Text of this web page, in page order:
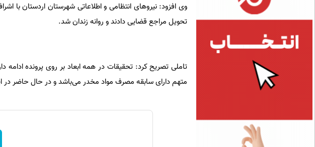
وی افزود: نیروهای انتظامی و اطلاعاتی شهرستان اردستان با
تحویل مراجع قضایی دادند و روانه زندان شد.
تاملی تصریح کرد: تحقیقات در همه ابعاد بر روی پرونده
متهم دارای سابقه مصرف مواد مخدر می‌باشد و در حال حاضر در